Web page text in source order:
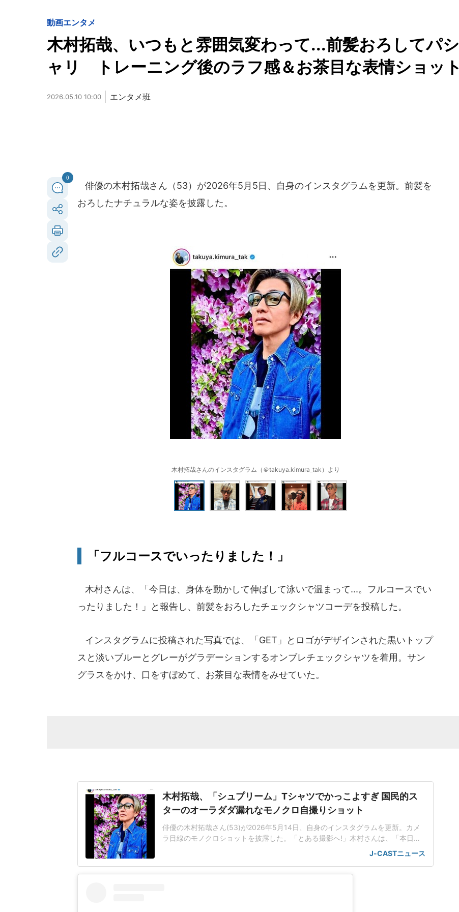
動画エンタメ
木村拓哉、いつもと雰囲気変わって...前髪おろしてパシ
ャリ トレーニング後のラフ感＆お茶目な表情ショット
2026.05.10 10:00 エンタメ班
0
俳優の木村拓哉さん（53）が2026年5月5日、自身のインスタグラムを更新。前髪を
おろしたナチュラルな姿を披露した。
木村拓哉さんのインスタグラム（＠takuya.kimura_tak）より
「フルコースでいったりました！」
木村さんは、「今日は、身体を動かして伸ばして泳いで温まって...。フルコースでい
ったりました！」と報告し、前髪をおろしたチェックシャツコーデを投稿した。
インスタグラムに投稿された写真では、「GET」とロゴがデザインされた黒いトップ
スと淡いブルーとグレーがグラデーションするオンブレチェックシャツを着用。サン
グラスをかけ、口をすぼめて、お茶目な表情をみせていた。
木村拓哉、「シュプリーム」Tシャツでかっこよすぎ 国民的ス
ターのオーラダダ漏れなモノクロ自撮りショット
俳優の木村拓哉さん(53)が2026年5月14日、自身のインスタグラムを更新。カメ
ラ目線のモノクロショットを披露した。「とある撮影へ!」木村さんは、「本日
は、とある撮影へ!」と報告し、クールな表情の自撮りショットを投稿した。「ス
タッフの力を借りて、騒ぐ場所へ向け、また一歩前進...。宜しくお願いします!」
J-CASTニュース